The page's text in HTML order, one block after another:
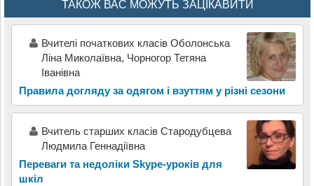
ТАКОЖ ВАС МОЖУТЬ ЗАЦІКАВИТИ
Вчителі початкових класів Оболонська
Ліна Миколаївна, Чорногор Тетяна
Іванівна
Правила догляду за одягом і взуттям у різні сезони
Вчитель старших класів Стародубцева
Людмила Геннадіївна
Переваги та недоліки Skype-уроків для
шкіл